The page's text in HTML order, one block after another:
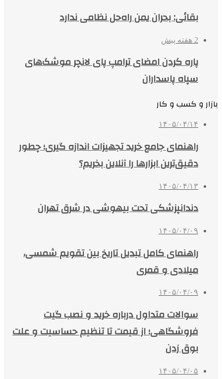
بقائی: بحران یمن راه‌حل نظامی ندارد
2 هفته پیش
پاره کردن امضای ترامپ پای لانچر موشک‌های
سپاه پاسداران
بازار و کسب و کار
۱۴۰۵/۰۴/۱۴
راهنمای جامع خرید تجهیزات اندازه گیری؛ چطور
دقیق‌ترین ابزارها را آنلاین بخریم؟
۱۴۰۵/۰۴/۱۳
دندانپزشکی تحت بیهوشی در شرق تهران
۱۴۰۵/۰۴/۰۹
راهنمای کامل تبدیل تاریخ بین تقویم شمسی،
میلادی و قمری
۱۴۰۵/۰۴/۰۹
سوالات متداول درباره خرید و نصب گیت
فروشگاهی؛ از قیمت تا تنظیم حساسیت و علت
بوق زدن
۱۴۰۵/۰۴/۰۵